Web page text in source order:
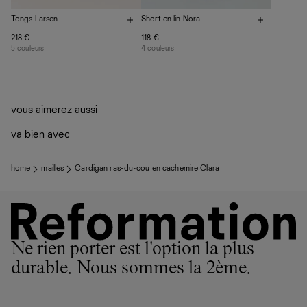
Tongs Larsen
218 €
5 couleurs
Short en lin Nora
118 €
4 couleurs
vous aimerez aussi
va bien avec
home mailles Cardigan ras-du-cou en cachemire Clara
Ne rien porter est l'option la plus
durable. Nous sommes la 2ème.